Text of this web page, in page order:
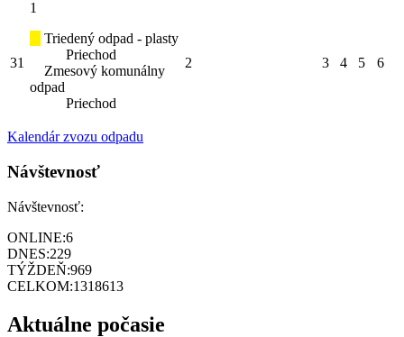
31
1
Triedený odpad - plasty
Priechod
Zmesový komunálny
odpad
Priechod
2 3 4 5 6
Kalendár zvozu odpadu
Návštevnosť
Návštevnosť:
ONLINE:6
DNES:229
TÝŽDEŇ:969
CELKOM:1318613
Aktuálne počasie